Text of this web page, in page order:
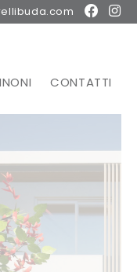
CONTATTI